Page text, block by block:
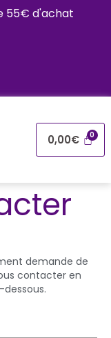
55€ d'achat
0,00€
demande de
contacter en